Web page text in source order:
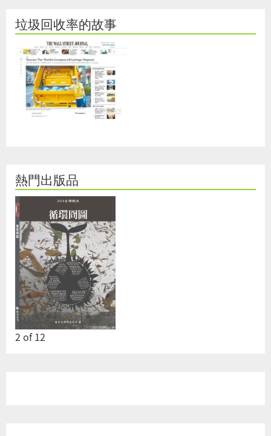
垃圾回收率的故事
熱門出版品
2 of12